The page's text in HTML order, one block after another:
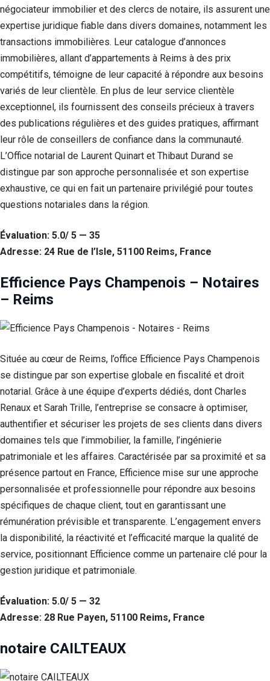
négociateur immobilier et des clercs de notaire, ils assurent une
expertise juridique fiable dans divers domaines, notamment les
transactions immobilières. Leur catalogue d’annonces
immobilières, allant d’appartements à Reims à des prix
compétitifs, témoigne de leur capacité à répondre aux besoins
variés de leur clientèle. En plus de leur service clientèle
exceptionnel, ils fournissent des conseils précieux à travers
des publications régulières et des guides pratiques, affirmant
leur rôle de conseillers de confiance dans la communauté.
L’Office notarial de Laurent Quinart et Thibaut Durand se
distingue par son approche personnalisée et son expertise
exhaustive, ce qui en fait un partenaire privilégié pour toutes
questions notariales dans la région.
Évaluation: 5.0/ 5 — 35
Adresse: 24 Rue de l’Isle, 51100 Reims, France
Efficience Pays Champenois – Notaires
– Reims
Située au cœur de Reims, l’office Efficience Pays Champenois
se distingue par son expertise globale en fiscalité et droit
notarial. Grâce à une équipe d’experts dédiés, dont Charles
Renaux et Sarah Trille, l’entreprise se consacre à optimiser,
authentifier et sécuriser les projets de ses clients dans divers
domaines tels que l’immobilier, la famille, l’ingénierie
patrimoniale et les affaires. Caractérisée par sa proximité et sa
présence partout en France, Efficience mise sur une approche
personnalisée et professionnelle pour répondre aux besoins
spécifiques de chaque client, tout en garantissant une
rémunération prévisible et transparente. L’engagement envers
la disponibilité, la réactivité et l’efficacité marque la qualité de
service, positionnant Efficience comme un partenaire clé pour la
gestion juridique et patrimoniale.
Évaluation: 5.0/ 5 — 32
Adresse: 28 Rue Payen, 51100 Reims, France
notaire CAILTEAUX